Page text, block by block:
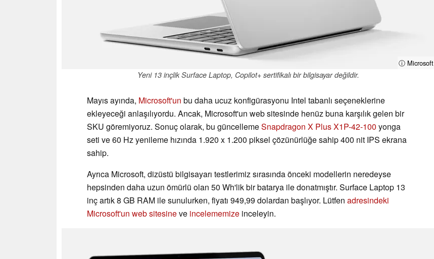
ⓘ Microsoft
Yeni 13 inçlik Surface Laptop, Copilot+ sertifikalı bir bilgisayar değildir.
Mayıs ayında, Microsoft'un bu daha ucuz konfigürasyonu Intel tabanlı seçeneklerine
ekleyeceği anlaşılıyordu. Ancak, Microsoft'un web sitesinde henüz buna karşılık gelen bir
SKU göremiyoruz. Sonuç olarak, bu güncellemeSnapdragon X Plus X1P-42-100 yonga
seti ve 60 Hz yenileme hızında 1.920 x 1.200 piksel çözünürlüğe sahip 400 nit IPS ekrana
sahip.
Ayrıca Microsoft, dizüstü bilgisayarı testlerimiz sırasında önceki modellerin neredeyse
hepsinden daha uzun ömürlü olan 50 Wh'lik bir batarya ile donatmıştır. Surface Laptop 13
inç artık 8 GB RAM ile sunulurken, fiyatı 949,99 dolardan başlıyor. Lütfen adresindeki
Microsoft'un web sitesineve incelememize inceleyin.